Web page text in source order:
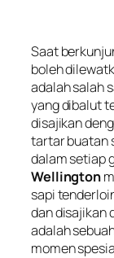
Saat
boleh
adalah salah
yang dibalut
disajikan
tartar buatan
dalam setiap
Wellington
sapi
dan disajikan
adalah
momen